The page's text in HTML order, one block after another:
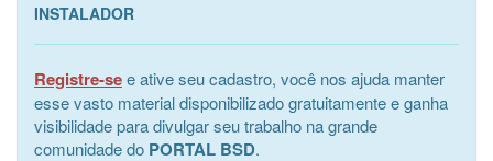
INSTALADOR
Registre-see ative seu cadastro, você nos ajuda manter
esse vasto material disponibilizado gratuitamente e ganha
visibilidade para divulgar seu trabalho na grande
comunidade do PORTAL BSD.